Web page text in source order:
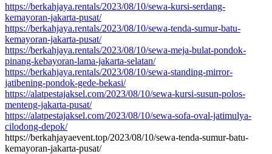
https://berkahjaya.rentals/2023/08/10/sewa-kursi-serdang-
kemayoran-jakarta-pusat/
https://berkahjaya.rentals/2023/08/10/sewa-tenda-sumur-batu-
kemayoran-jakarta-pusat/
https://berkahjaya.rentals/2023/08/10/sewa-meja-bulat-pondok-
pinang-kebayoran-lama-jakarta-selatan/
https://berkahjaya.rentals/2023/08/10/sewa-standing-mirror-
jatibening-pondok-gede-bekasi/
https://alatpestajaksel.com/2023/08/10/sewa-kursi-susun-polos-
menteng-jakarta-pusat/
https://alatpestajaksel.com/2023/08/10/sewa-sofa-oval-jatimulya-
cilodong-depok/
https://berkahjayaevent.top/2023/08/10/sewa-tenda-sumur-batu-
kemayoran-jakarta-pusat/